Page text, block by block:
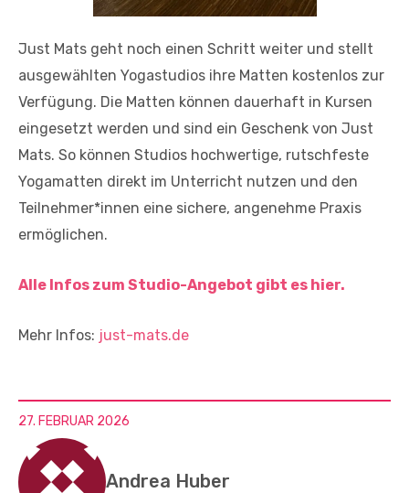
Just Mats geht noch einen Schritt weiter und stellt
ausgewählten Yogastudios ihre Matten kostenlos zur
Verfügung. Die Matten können dauerhaft in Kursen
eingesetzt werden und sind ein Geschenk von Just
Mats. So können Studios hochwertige, rutschfeste
Yogamatten direkt im Unterricht nutzen und den
Teilnehmer*innen eine sichere, angenehme Praxis
ermöglichen.
Alle Infos zum Studio-Angebot gibt es hier.
Mehr Infos: just-mats.de
27. FEBRUAR 2026
Andrea Huber